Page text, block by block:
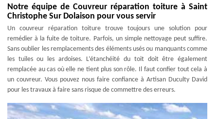
Notre équipe de Couvreur réparation toiture à Saint
Christophe Sur Dolaison pour vous servir
Un couvreur réparation toiture trouve toujours une solution pour
remédier à la fuite de toiture. Parfois, un simple nettoyage peut suffire.
Sans oublier les remplacements des éléments usés ou manquants comme
les tuiles ou les ardoises. L’étanchéité du toit doit être également
remplacée au cas où elle ne tient plus son rôle. Il faut confier tout cela à
un couvreur. Vous pouvez nous faire confiance à Artisan Duculty David
pour les travaux à faire sans risque de commettre des erreurs.